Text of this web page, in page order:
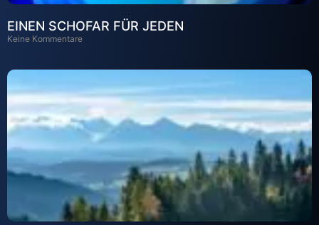
EINEN SCHOFAR FÜR JEDEN
Keine Kommentare